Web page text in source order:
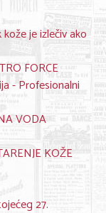
je izlečiv ako
FORCE
- Profesionalni
VODA
KOŽE
27.